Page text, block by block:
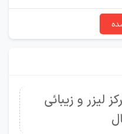
لیزر و زیبائی